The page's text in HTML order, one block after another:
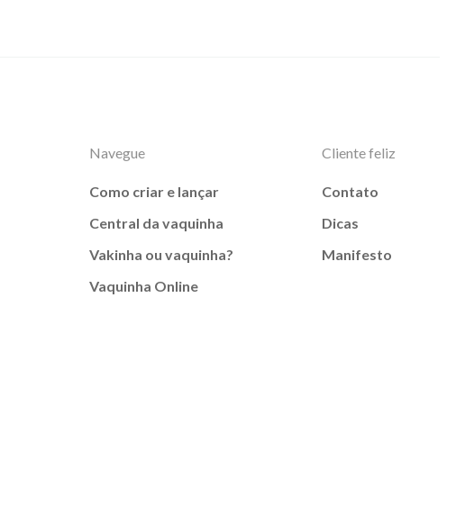
Navegue
Como criar e lançar
Central da vaquinha
Vakinha ou vaquinha?
Vaquinha Online
Cliente feliz
Contato
Dicas
Manifesto